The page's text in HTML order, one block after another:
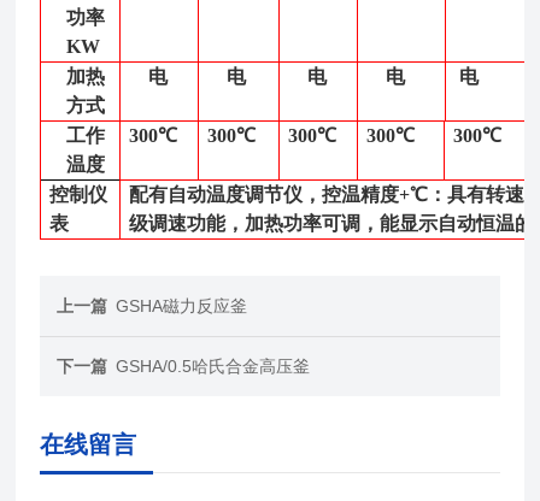
功率
KW
加热
方式
电 电 电 电 电
工作
温度
300℃ 300℃ 300℃ 300℃ 300℃
控制仪
表
配有自动温度调节仪，控温精度+℃：具有转速
级调速功能，加热功率可调，能显示自动恒温的
上一篇 GSHA磁力反应釜
下一篇 GSHA/0.5哈氏合金高压釜
在线留言